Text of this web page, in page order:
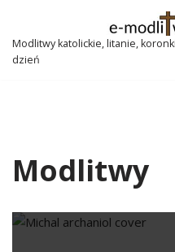
Przejdź
do
Modlitwy katolickie, litanie,
dzień
Modlitwy